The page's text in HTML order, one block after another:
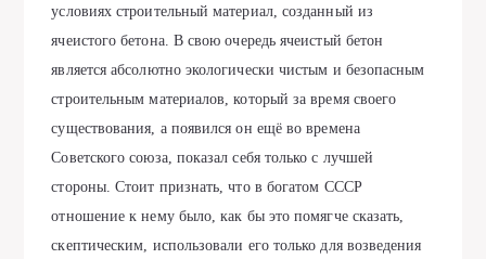
условиях строительный материал, созданный из
ячеистого бетона. В свою очередь ячеистый бетон
является абсолютно экологически чистым и безопасным
строительным материалов, который за время своего
существования, а появился он ещё во времена
Советского союза, показал себя только с лучшей
стороны. Стоит признать, что в богатом СССР
отношение к нему было, как бы это помягче сказать,
скептическим, использовали его только для возведения